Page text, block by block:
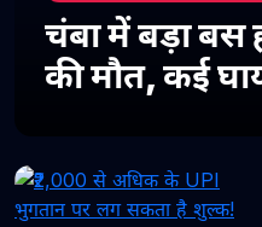
चंबा में बड़ा बस
की मौत, कई